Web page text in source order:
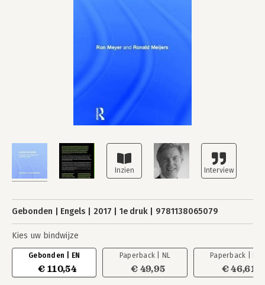
Gebonden Engels 2017 1e druk 9781138065079
Kies uw bindwijze
Gebonden | EN
€ 110,54
Paperback | NL
€ 49,95
Paperback | EN
€ 46,61